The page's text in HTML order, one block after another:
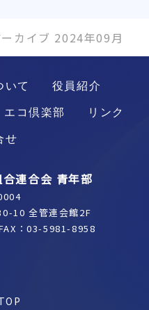
ーカイブ 2024年09月
いて
役員紹介
エコ倶楽部
リンク
せ
連合会 青年部
10 全管連会館2F
：03-5981-8958